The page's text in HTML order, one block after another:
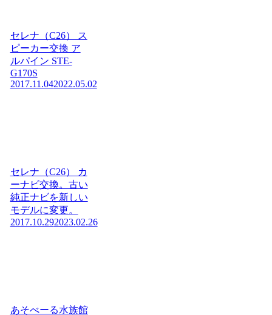
セレナ（C26） ス
ピーカー交換 ア
ルパイン STE-
G170S
2017.11.042022.05.02
セレナ（C26） カ
ーナビ交換。古い
純正ナビを新しい
モデルに変更。
2017.10.292023.02.26
あそべーる水族館